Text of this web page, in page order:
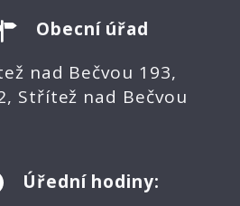
Obecní úřad
nad Bečvou 193,
Střítež nad Bečvou
Úřední hodiny: